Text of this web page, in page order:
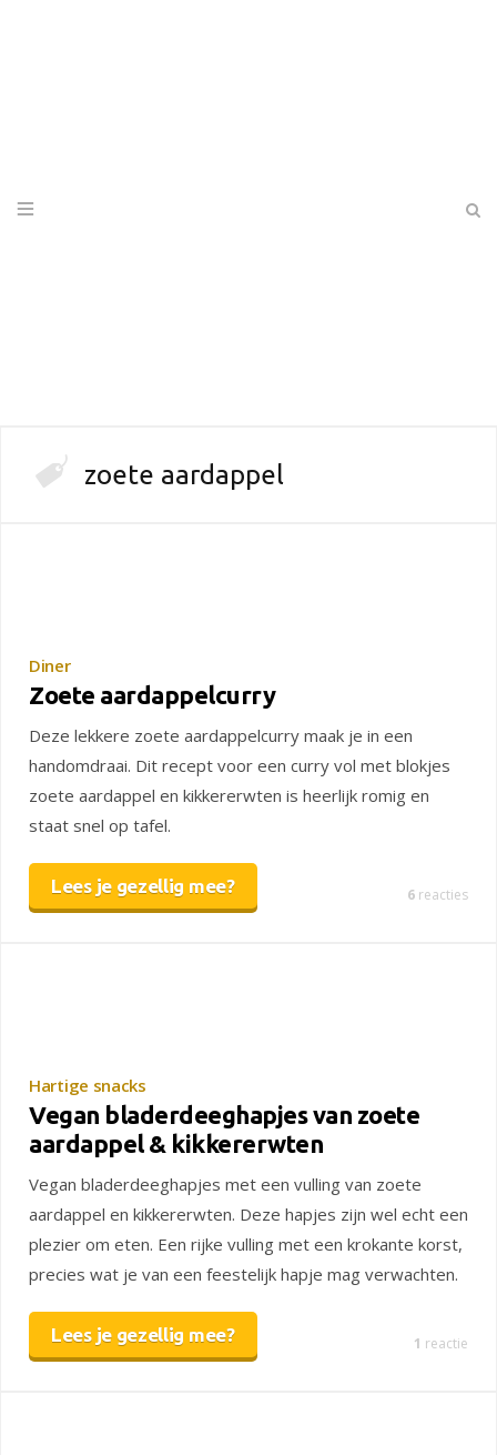
zoete aardappel
Diner
Zoete aardappelcurry
Deze lekkere zoete aardappelcurry maak je in een
handomdraai. Dit recept voor een curry vol met blokjes
zoete aardappel en kikkererwten is heerlijk romig en
staat snel op tafel.
Lees je gezellig mee? 6 reacties
Hartige snacks
Vegan bladerdeeghapjes van zoete
aardappel & kikkererwten
Vegan bladerdeeghapjes met een vulling van zoete
aardappel en kikkererwten. Deze hapjes zijn wel echt een
plezier om eten. Een rijke vulling met een krokante korst,
precies wat je van een feestelijk hapje mag verwachten.
Lees je gezellig mee? 1 reactie